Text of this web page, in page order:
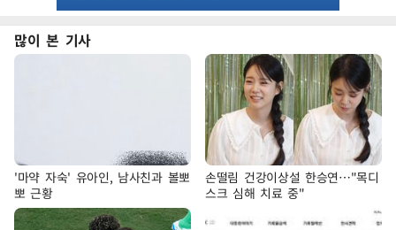
많이 본 기사
'마약 자숙' 유아인, 남사친과 볼뽀
뽀 근황
손떨림 건강이상설 한승연…"목디
스크 심해 치료 중"